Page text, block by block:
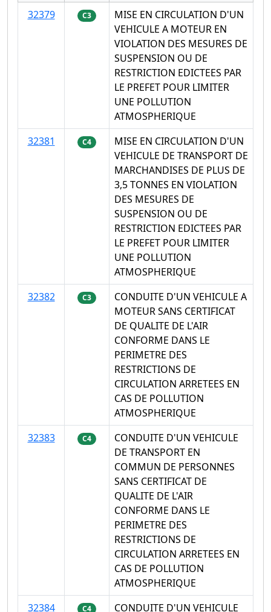
32379 C3
MISE EN CIRCULATION D'UN
VEHICULE A MOTEUR EN
VIOLATION DES MESURES DE
SUSPENSION OU DE
RESTRICTION EDICTEES PAR
LE PREFET POUR LIMITER
UNE POLLUTION
ATMOSPHERIQUE
32381
C4
MISE EN CIRCULATION D'UN
VEHICULE DE TRANSPORT DE
MARCHANDISES DE PLUS DE
3,5 TONNES EN VIOLATION
DES MESURES DE
SUSPENSION OU DE
RESTRICTION EDICTEES PAR
LE PREFET POUR LIMITER
UNE POLLUTION
ATMOSPHERIQUE
32382
C3
CONDUITE D'UN VEHICULE A
MOTEUR SANS CERTIFICAT
DE QUALITE DE L'AIR
CONFORME DANS LE
PERIMETRE DES
RESTRICTIONS DE
CIRCULATION ARRETEES EN
CAS DE POLLUTION
ATMOSPHERIQUE
32383
C4
CONDUITE D'UN VEHICULE
DE TRANSPORT EN
COMMUN DE PERSONNES
SANS CERTIFICAT DE
QUALITE DE L'AIR
CONFORME DANS LE
PERIMETRE DES
RESTRICTIONS DE
CIRCULATION ARRETEES EN
CAS DE POLLUTION
ATMOSPHERIQUE
32384
C4
CONDUITE D'UN VEHICULE